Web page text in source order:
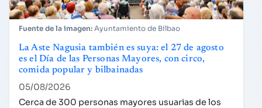
Ayuntamiento de Bilbao
La Aste Nagusia también es suya: el 27 de agosto
es el Día de las Personas Mayores, con circo,
comida popular y bilbainadas
05/08/2026
Cerca de 300 personas mayores usuarias de los